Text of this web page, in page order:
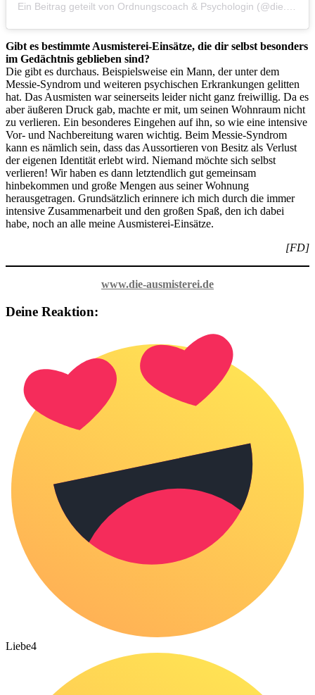
Ein Beitrag geteilt von Ordnungscoach & Psychologin (@die.ausmisterei)
Gibt es bestimmte Ausmisterei-Einsätze, die dir selbst besonders
im Gedächtnis geblieben sind?
Die gibt es durchaus. Beispielsweise ein Mann, der unter dem
Messie-Syndrom und weiteren psychischen Erkrankungen gelitten
hat. Das Ausmisten war seinerseits leider nicht ganz freiwillig. Da es
aber äußeren Druck gab, machte er mit, um seinen Wohnraum nicht
zu verlieren. Ein besonderes Eingehen auf ihn, so wie eine intensive
Vor- und Nachbereitung waren wichtig. Beim Messie-Syndrom
kann es nämlich sein, dass das Aussortieren von Besitz als Verlust
der eigenen Identität erlebt wird. Niemand möchte sich selbst
verlieren! Wir haben es dann letztendlich gut gemeinsam
hinbekommen und große Mengen aus seiner Wohnung
herausgetragen. Grundsätzlich erinnere ich mich durch die immer
intensive Zusammenarbeit und den großen Spaß, den ich dabei
habe, noch an alle meine Ausmisterei-Einsätze.
[FD]
www.die-ausmisterei.de
Deine Reaktion:
Liebe4